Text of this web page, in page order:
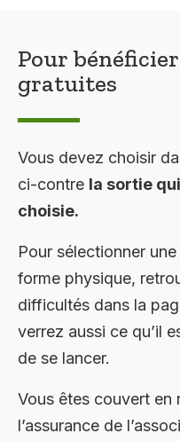
Pour
gratuites
Vous devez choisir
ci-contre la sortie
choisie.
Pour sélectionner
forme physique,
difficultés dans la
verrez aussi ce qu’il
de se lancer.
Vous êtes couvert en
l’assurance de